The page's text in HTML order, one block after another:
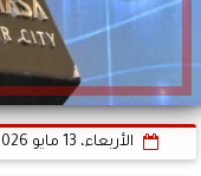
الأربعاء، 13 مايو 2026